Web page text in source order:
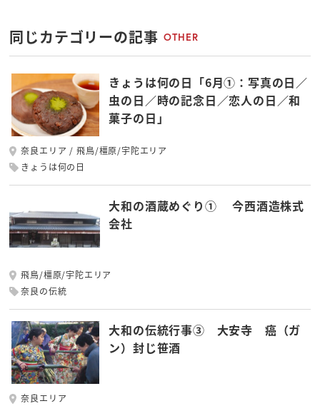
同じカテゴリーの記事 OTHER
きょうは何の日「6月①：写真の日／
虫の日／時の記念日／恋人の日／和
菓子の日」
奈良エリア
飛鳥/橿原/宇陀エリア
きょうは何の日
大和の酒蔵めぐり① 今西酒造株式
会社
飛鳥/橿原/宇陀エリア
奈良の伝統
大和の伝統行事③ 大安寺 癌（ガ
ン）封じ笹酒
奈良エリア